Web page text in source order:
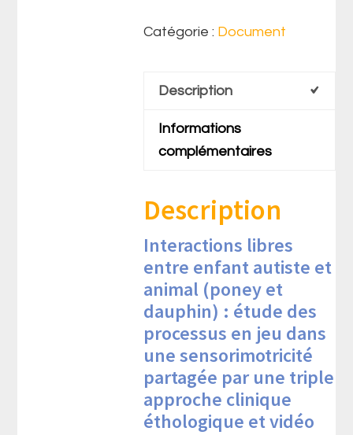
Catégorie : Document
Description
Informations
complémentaires
Description
Interactions libres
entre enfant autiste et
animal (poney et
dauphin) : étude des
processus en jeu dans
une sensorimotricité
partagée par une triple
approche clinique
éthologique et vidéo